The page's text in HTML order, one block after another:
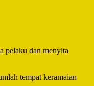
pelaku dan menyita
tempat keramaian